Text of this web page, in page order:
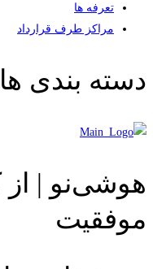
تعرفه ها
مراکز طرف قرارداد
دسته بندی
هوشی‌نو | از
موفقیت